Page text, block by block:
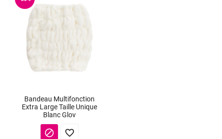
Bandeau Multifonction
Extra Large Taille Unique
Blanc Glov
 